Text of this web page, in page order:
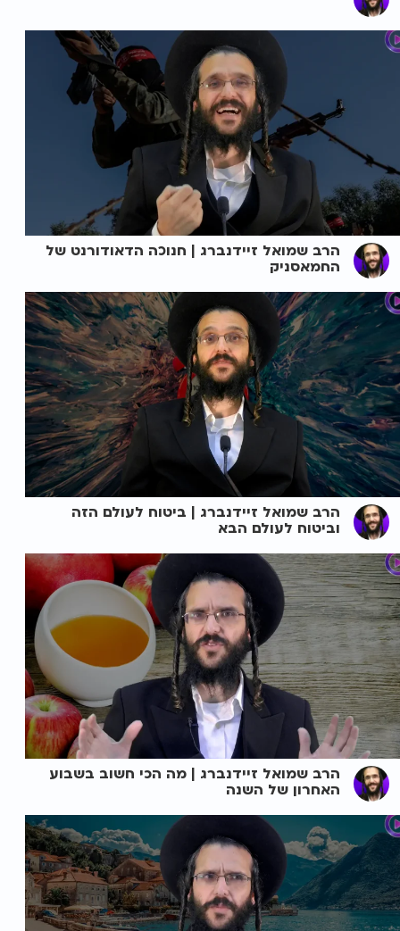
הרב שמואל זיידנברג | חנוכה הדאודורנט של
החמאסניק
הרב שמואל זיידנברג | ביטוח לעולם הזה
וביטוח לעולם הבא
הרב שמואל זיידנברג | מה הכי חשוב בשבוע
האחרון של השנה